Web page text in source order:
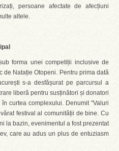
persoane afectate de afecțiuni
altele.
forma unei competiții inclusive de
de Natație Otopeni. Pentru prima dată
s-a desfășurat pe parcursul a
liberă pentru susținători și donatori
curtea complexului. Denumit "Valuri
festival al comunității de bine. Cu
la bazin, evenimentul a fost prezentat
care au adus un plus de entuziasm